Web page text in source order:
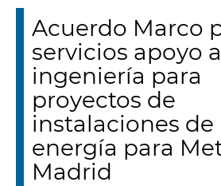
Acuerdo Marco
servicios apoyo a
ingeniería para
proyectos de
instalaciones de
energía para
Madrid